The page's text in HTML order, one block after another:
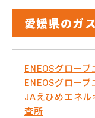
愛媛県のガ
ENEOSグロー
ENEOSグロー
JAえひめエネ
査所